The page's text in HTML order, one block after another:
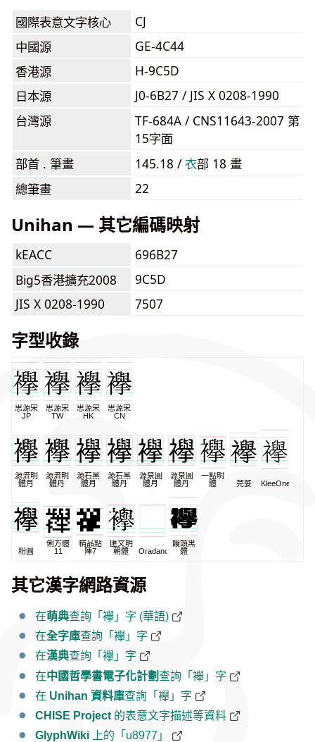
國際表意文字核心
CJ
中國源
GE-4C44
香港源
H-9C5D
日本源
J0-6B27 / JIS X 0208-1990
台灣源
TF-684A / CNS11643-2007 第
15字面
部首 . 筆畫
145.18 /⾐部 18 畫
總筆畫
22
Unihan — 其它編碼映射
kEACC
696B27
Big5香港擴充2008
9C5D
JIS X 0208-1990
7507
字型收錄
思源宋
JP
思源宋
TW
思源宋
HK
思源宋
CN
源流明
體月
源流明
體丹
源石黑
體月
源石黑
體丹
源泉圓
體月
源泉圓
體丹
一點明
體
芫荽 KleeOne
粉圓
俐方體
11
精品點
陣7
匯文明
朝體
Oradano
饅頭黑
體
其它漢字網路資源
在萌典查詢「襷」字 (華語)
在全字庫查詢「襷」字
在漢典查詢「襷」字
在中國哲學書電子化計劃查詢「襷」字
在 Unihan 資料庫查詢「襷」字
CHISE Project 的表意文字描述等資料
GlyphWiki 上的「u8977」